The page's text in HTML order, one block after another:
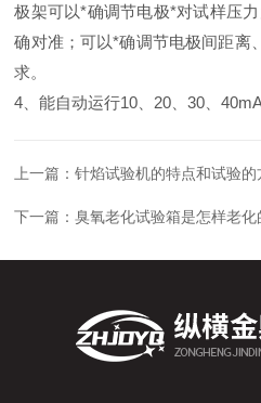
极架可以*确调节电极*对试样压
确对准；可以*确调节电极间距离
求。
4、能自动运行10、20、30、
上一篇：针焰试验机的特点和试验
下一篇：臭氧老化试验箱是怎样老化